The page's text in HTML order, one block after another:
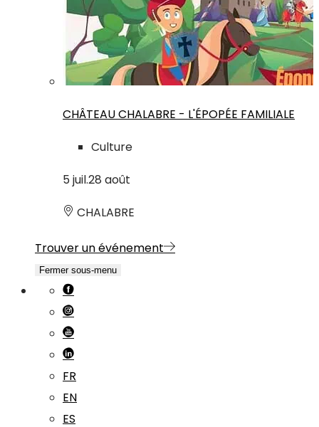
CHÂTEAU CHALABRE - L'ÉPOPÉE FAMILIALE
Culture
5 juil.28 août
CHALABRE
Trouver un événement
Fermer sous-menu
FR
EN
ES